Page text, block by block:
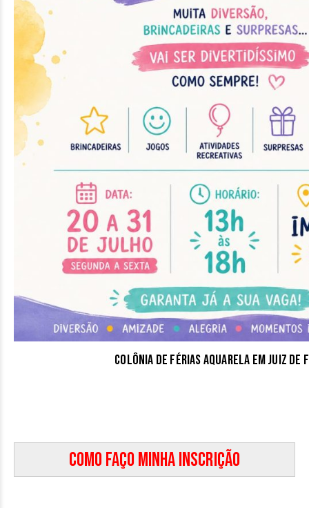
Colônia de Férias Aquarela em Juiz de
Como faço minha inscrição